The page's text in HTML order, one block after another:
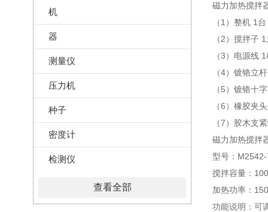
机
器
测量仪
压力机
种子
密度计
检测仪
查看全部
磁力加热搅拌
（1）整机 1台
（2）搅拌子
（3）电源线
（4）镀铬立
（5）镀铬十
（6）橡胶夹
（7）胶木支
磁力加热搅拌
型号：
搅拌容量：
加热功率：
功能说明：可